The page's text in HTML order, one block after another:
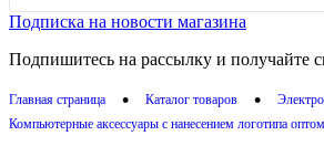
Термотрансфер(2)
Подписка на новости магазина
Подпишитесь на рассылку и получайте
Главная страница • Каталог товаров •
Компьютерные аксессуары с нанесением логотипа